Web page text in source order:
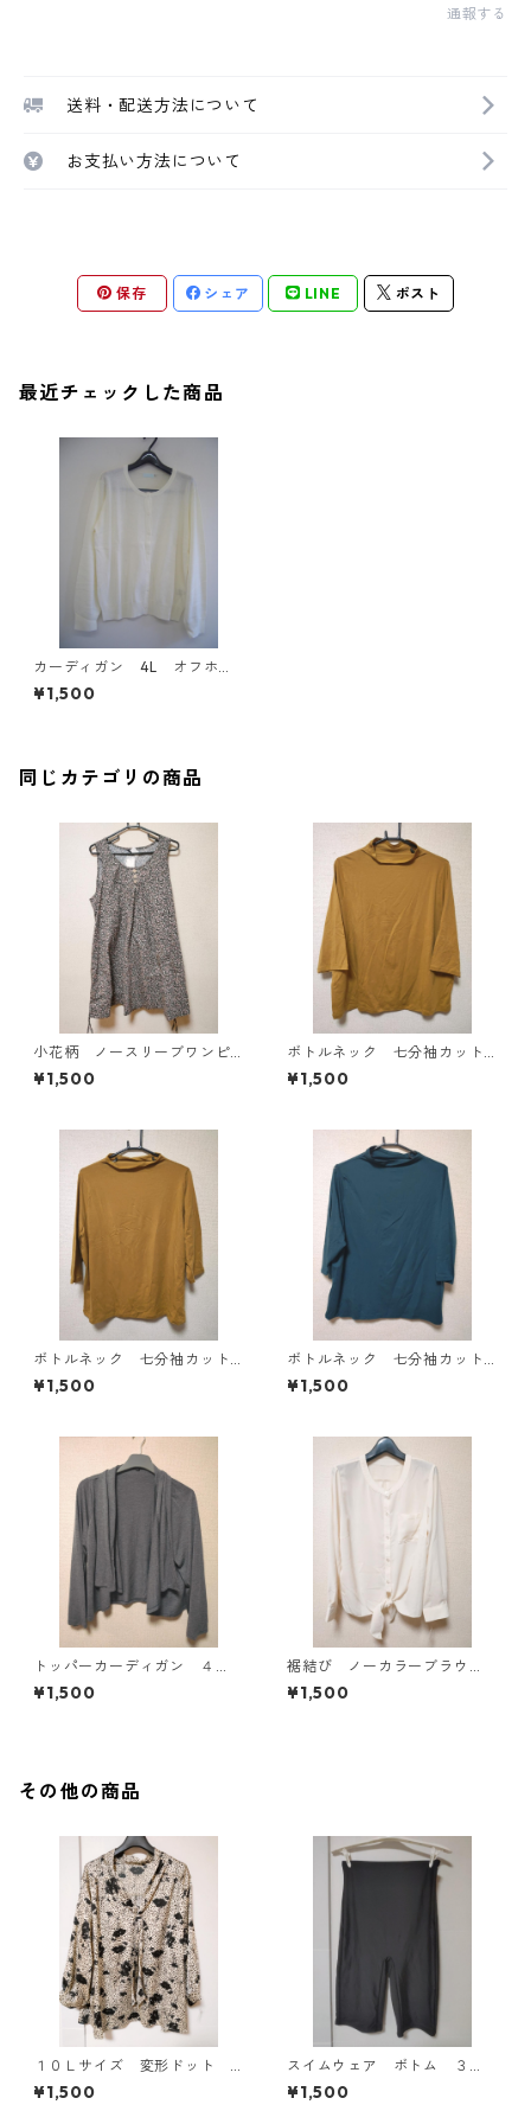
通報する
送料・配送方法について
お支払い方法について
保存 シェア LINE ポスト
最近チェックした商品
カーディガン 4L オフホワ
イト IY-4126
¥1,500
同じカテゴリの商品
小花柄 ノースリーブワンピ
ース ４Ｌ ブラック KAE-
4819
¥1,500
ボトルネック 七分袖カット
ソー ４Ｌ マスタード KA
E-4818
¥1,500
ボトルネック 七分袖カット
ソー ４Ｌ マスタード KA
E-4816
¥1,500
ボトルネック 七分袖カット
ソー ４Ｌ ティールグリー
ン KAE-4815
¥1,500
トッパーカーディガン ４
Ｌ グレー KAE-4814
¥1,500
裾結び ノーカラーブラウ
ス ３Ｌ アイボリー KAE-
4813
¥1,500
その他の商品
１０Ｌサイズ 変形ドット
花柄 ボウタイブラウス オ
フホワイト KAE-4772
¥1,500
スイムウェア ボトム ３
Ｌ ブラック KAE-4563
¥1,500